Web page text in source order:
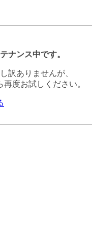
ナンス中です。
訳ありませんが、
度お試しください。